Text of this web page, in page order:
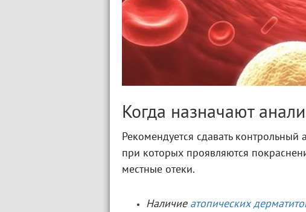
Когда назначают
Рекомендуется сдавать контрольный
при которых проявляются
местные отеки.
Наличие атопических